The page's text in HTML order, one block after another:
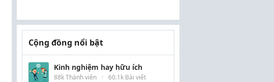
Cộng đồng nổi bật
Kinh nghiệm hay hữu ích
88k Thành viên · 60.1k Bài viết